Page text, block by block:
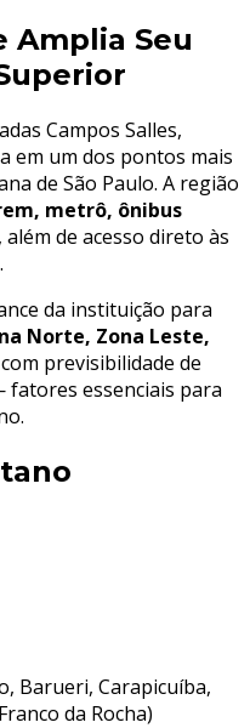
Amplia Seu
Campos Salles,
em um dos pontos mais
de São Paulo. A região
metrô, ônibus
, além de acesso direto às
da instituição para
Norte, Zona Leste,
previsibilidade de
essenciais para
Barueri, Carapicuíba,
da Rocha)